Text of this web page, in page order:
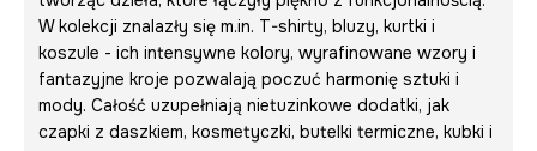
W kolekcji znalazły się m.in. T-shirty, bluzy, kurtki i
koszule - ich intensywne kolory, wyrafinowane wzory i
fantazyjne kroje pozwalają poczuć harmonię sztuki i
mody. Całość uzupełniają nietuzinkowe dodatki, jak
czapki z daszkiem, kosmetyczki, butelki termiczne, kubki i